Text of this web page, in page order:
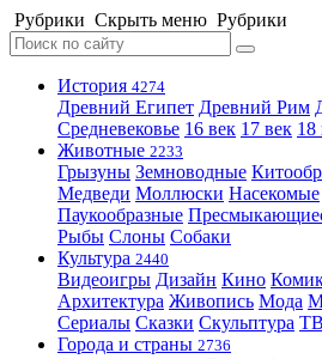
Рубрики Скрыть меню Рубрики
История 4274
Древний Египет Древний Рим
Средневековье 16 век 17 век 18
Животные 2233
Грызуны Земноводные
Медведи Моллюски Насекомые
Паукообразные
Рыбы Слоны Собаки
Культура 2440
Видеоигры Дизайн Кино
Архитектура Живопись Мода
Сериалы Сказки Скульптура ТВ
Города и страны 2736